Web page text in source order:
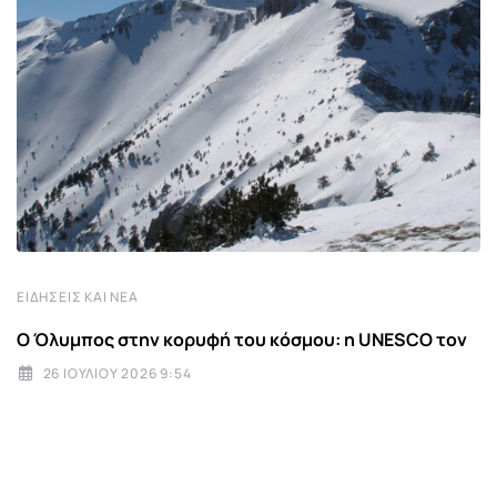
ΕΙΔΉΣΕΙΣ ΚΑΙ ΝΈΑ
Ο Όλυμπος στην κορυφή του κόσμου: η UNESCO τον
26 ΙΟΥΛΊΟΥ 2026 9:54